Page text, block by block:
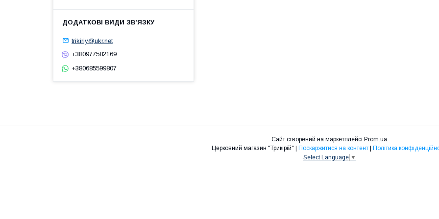
trikiriy@ukr.net
+380977582169
+380685599807
Сайт створений на маркетплейсі Prom.ua
Поскаржитися на контент
Політика
Select Language ▼